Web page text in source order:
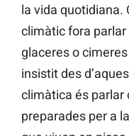
la vida quotidiana.
climàtic fora parlar
glaceres o
insistit des
climàtica és parlar
preparades per a